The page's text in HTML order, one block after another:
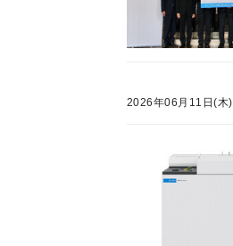
2026年06月11日(木)